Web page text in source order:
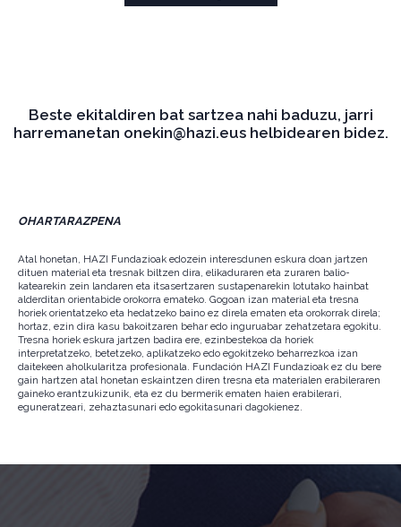
Beste ekitaldiren bat sartzea nahi baduzu, jarri
harremanetan onekin@hazi.eus helbidearen bidez.
OHARTARAZPENA
Atal honetan, HAZI Fundazioak edozein interesdunen eskura doan jartzen
dituen material eta tresnak biltzen dira, elikaduraren eta zuraren balio-
katearekin zein landaren eta itsasertzaren sustapenarekin lotutako hainbat
alderditan orientabide orokorra emateko. Gogoan izan material eta tresna
horiek orientatzeko eta hedatzeko baino ez direla ematen eta orokorrak direla;
hortaz, ezin dira kasu bakoitzaren behar edo inguruabar zehatzetara egokitu.
Tresna horiek eskura jartzen badira ere, ezinbestekoa da horiek
interpretatzeko, betetzeko, aplikatzeko edo egokitzeko beharrezkoa izan
daitekeen aholkularitza profesionala. Fundación HAZI Fundazioak ez du bere
gain hartzen atal honetan eskaintzen diren tresna eta materialen erabileraren
gaineko erantzukizunik, eta ez du bermerik ematen haien erabilerari,
eguneratzeari, zehaztasunari edo egokitasunari dagokienez.